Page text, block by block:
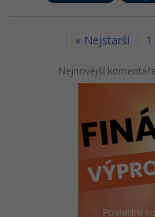
« Nejstarší 1
Nejnovější